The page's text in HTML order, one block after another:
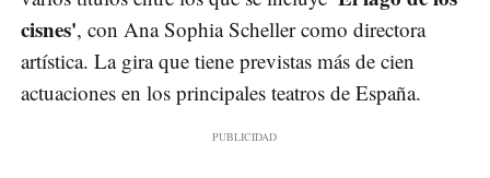
cisnes', con Ana Sophia Scheller como directora
artística. La gira que tiene previstas más de cien
actuaciones en los principales teatros de España.